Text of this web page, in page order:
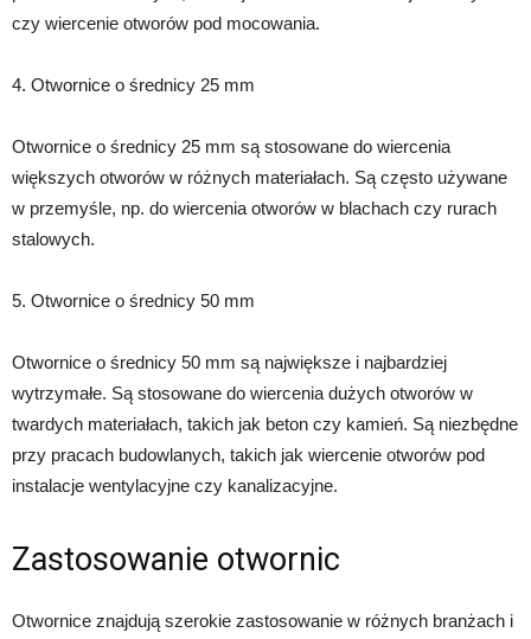
czy wiercenie otworów pod mocowania.
4. Otwornice o średnicy 25 mm
Otwornice o średnicy 25 mm są stosowane do wiercenia
większych otworów w różnych materiałach. Są często używane
w przemyśle, np. do wiercenia otworów w blachach czy rurach
stalowych.
5. Otwornice o średnicy 50 mm
Otwornice o średnicy 50 mm są największe i najbardziej
wytrzymałe. Są stosowane do wiercenia dużych otworów w
twardych materiałach, takich jak beton czy kamień. Są niezbędne
przy pracach budowlanych, takich jak wiercenie otworów pod
instalacje wentylacyjne czy kanalizacyjne.
Zastosowanie otwornic
Otwornice znajdują szerokie zastosowanie w różnych branżach i